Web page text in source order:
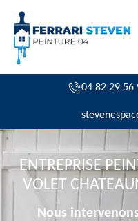
04 82 29 56
ENTREPRISE
VOLET
Nous